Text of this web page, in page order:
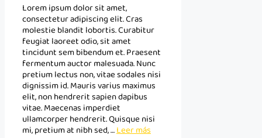
Lorem ipsum dolor sit amet,
consectetur adipiscing elit. Cras
molestie blandit lobortis. Curabitur
feugiat laoreet odio, sit amet
tincidunt sem bibendum et. Praesent
fermentum auctor malesuada. Nunc
pretium lectus non, vitae sodales nisi
dignissim id. Mauris varius maximus
elit, non hendrerit sapien dapibus
vitae. Maecenas imperdiet
ullamcorper hendrerit. Quisque nisi
mi, pretium at nibh sed, …Leer más